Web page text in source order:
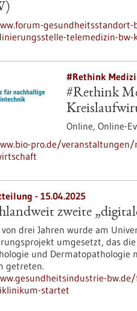
telemedizin-bw-
#Rethink
#Rethink
Online, Online-
pro.de/veranstaltungen/
- 15.04.2025
zweite
drei Jahren wurde am
umgesetzt, das
und Dermatopathologie
getreten.
startet